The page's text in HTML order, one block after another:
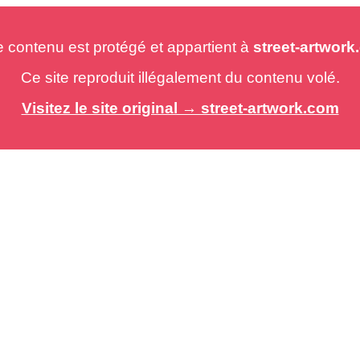
est protégé et appartient à street-
Ce site reproduit illégalement du contenu volé.
Visitez le site original → street-artwork.com